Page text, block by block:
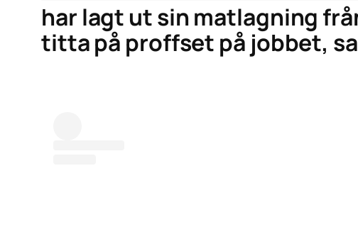
har lagt ut sin matlagning
titta på proffset på jobbet,